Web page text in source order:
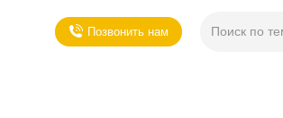
Позвонить нам